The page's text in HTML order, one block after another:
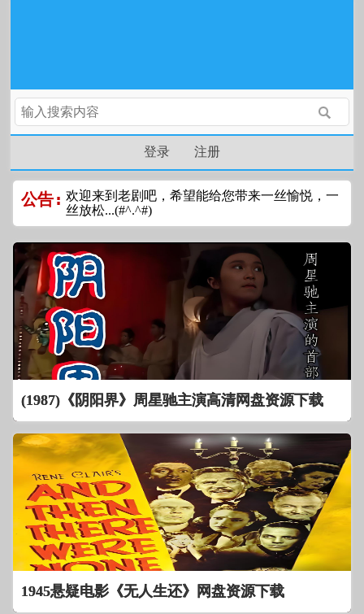
登录 注册
公告: 欢迎来到老剧吧，希望能给您带来一丝愉悦，一
丝放松...(#^.^#)
(1987)《阴阳界》周星驰主演高清网盘资源下载
1945悬疑电影《无人生还》网盘资源下载